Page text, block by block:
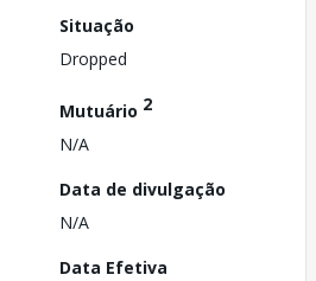
Situação
Dropped
Mutuário 2
N/A
Data de divulgação
N/A
Data Efetiva